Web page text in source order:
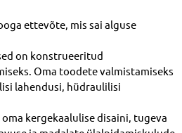
ettevõte, mis sai alguse
on konstrueeritud
Oma toodete valmistamiseks
lahendusi, hüdraulilisi
kergekaalulise disaini, tugeva